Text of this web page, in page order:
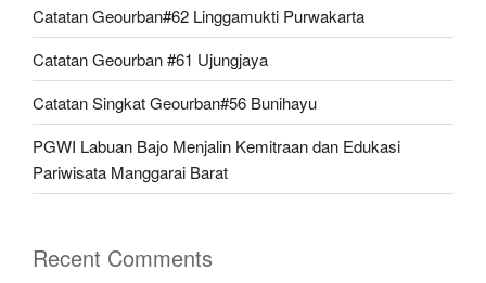
Catatan Geourban#62 Linggamukti Purwakarta
Catatan Geourban #61 Ujungjaya
Catatan Singkat Geourban#56 Bunihayu
PGWI Labuan Bajo Menjalin Kemitraan dan Edukasi
Pariwisata Manggarai Barat
Recent Comments